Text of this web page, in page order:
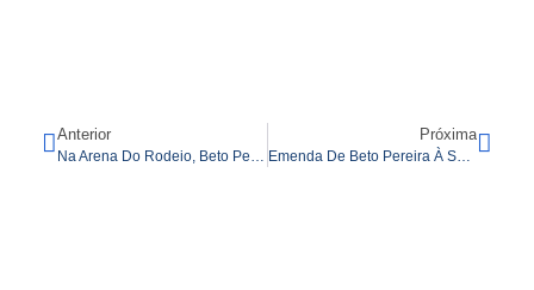
Anterior Próxima
Emenda De Beto Pereira À Saúde Realiza Reforma Em UBS Em Rio Brilhante E Oferece Climatização De Leitos Hospitalares No Hospital SIAS Em Fátima Do Sul